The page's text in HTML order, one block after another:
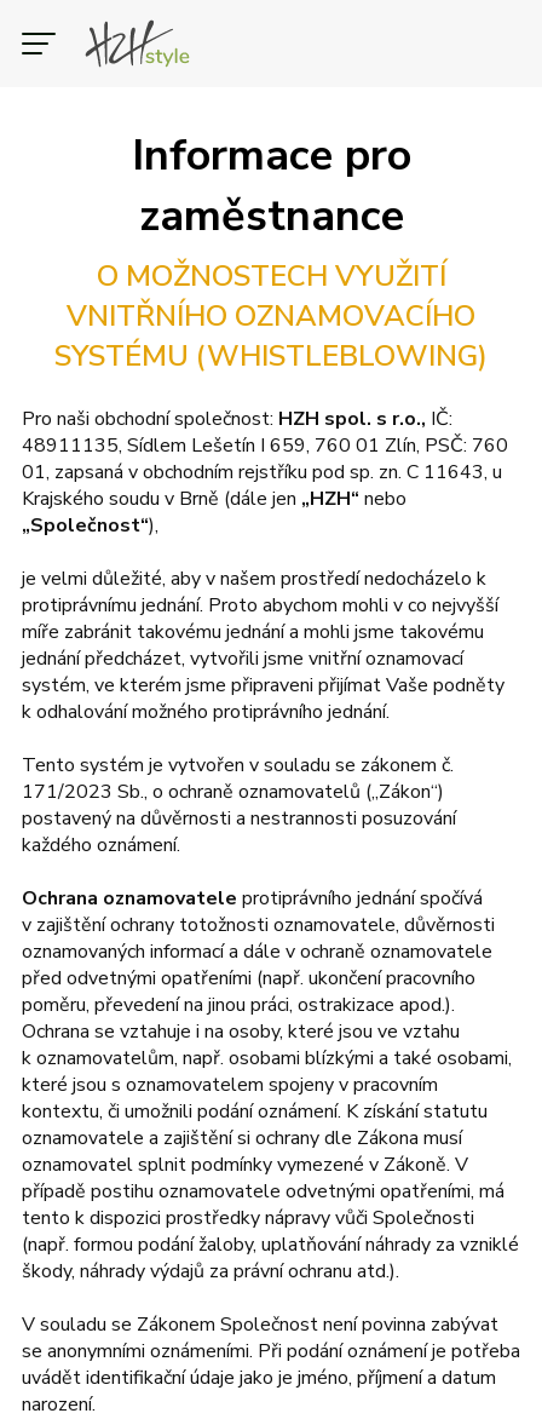
Běžecké Fotbalové Halové (indoor)
Outdoorové
Pantofle, žabky a sandály
Tenisové
Tréninkové
Volnočasové
Všechny kategorie
Značky
adidas Nike Puma Kama Northfinder
Eisbär
Všechny značky
Bundy, Vesty, Kabáty Dresy
Kalhoty, tepláky
Kraťasy, 3/4 kraťasy
Legíny Mikiny
Plavky
Ponožky
Soupravy
Spodní vrstva
Župany
Všechny kategorie
Značky
Všechny značky
Brankářské rukavice
Chrániče holení, štulpny
Míče
Ostatní doplňky
Ostatní zavazadla
Pokrývky hlavy
Roušky Rukavice a šály
Tašky
Značky
adidas Nike Puma Kama Northfinder
Informace pro
zaměstnance
O MOŽNOSTECH VYUŽITÍ
VNITŘNÍHO OZNAMOVACÍHO
SYSTÉMU (WHISTLEBLOWING)
Pro naši obchodní společnost: HZH spol. s r.o., IČ:
48911135, Sídlem Lešetín I 659, 760 01 Zlín, PSČ: 760
01, zapsaná v obchodním rejstříku pod sp. zn. C 11643, u
Krajského soudu v Brně (dále jen „HZH“ nebo
„Společnost“),
je velmi důležité, aby v našem prostředí nedocházelo k
protiprávnímu jednání. Proto abychom mohli v co nejvyšší
míře zabránit takovému jednání a mohli jsme takovému
jednání předcházet, vytvořili jsme vnitřní oznamovací
systém, ve kterém jsme připraveni přijímat Vaše podněty
k odhalování možného protiprávního jednání.
Tento systém je vytvořen v souladu se zákonem č.
171/2023 Sb., o ochraně oznamovatelů („Zákon“)
postavený na důvěrnosti a nestrannosti posuzování
každého oznámení.
Ochrana oznamovatele protiprávního jednání spočívá
v zajištění ochrany totožnosti oznamovatele, důvěrnosti
oznamovaných informací a dále v ochraně oznamovatele
před odvetnými opatřeními (např. ukončení pracovního
poměru, převedení na jinou práci, ostrakizace apod.).
Ochrana se vztahuje i na osoby, které jsou ve vztahu
k oznamovatelům, např. osobami blízkými a také osobami,
které jsou s oznamovatelem spojeny v pracovním
kontextu, či umožnili podání oznámení. K získání statutu
oznamovatele a zajištění si ochrany dle Zákona musí
oznamovatel splnit podmínky vymezené v Zákoně. V
případě postihu oznamovatele odvetnými opatřeními, má
tento k dispozici prostředky nápravy vůči Společnosti
(např. formou podání žaloby, uplatňování náhrady za vzniklé
škody, náhrady výdajů za právní ochranu atd.).
V souladu se Zákonem Společnost není povinna zabývat
se anonymními oznámeními. Při podání oznámení je potřeba
uvádět identifikační údaje jako je jméno, příjmení a datum
narození.